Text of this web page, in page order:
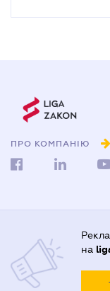
ПРО КОМПАНІЮ
на